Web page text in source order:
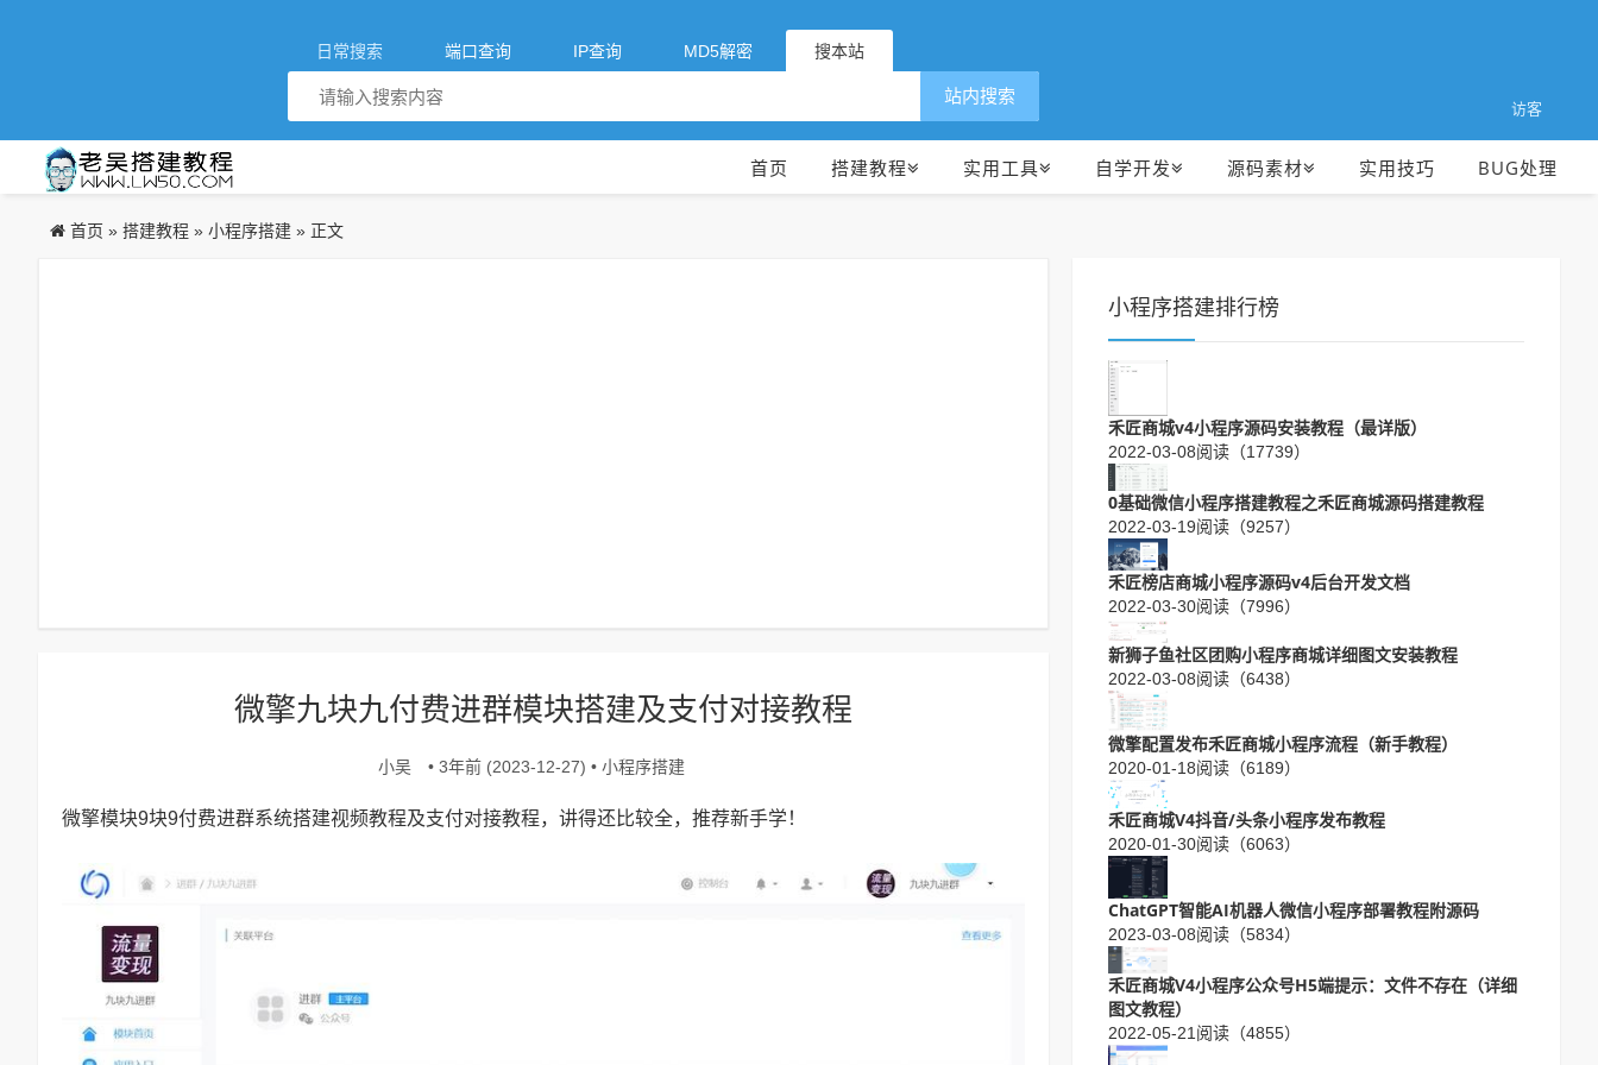
日常搜索 端口查询 IP查询 MD5解密 搜本站
访客
站内搜索
首页 搭建教程 实用工具 自学开发 源码素材 实用技巧 BUG处理
首页 » 搭建教程 » 小程序搭建 » 正文
微擎九块九付费进群模块搭建及支付对接教程
小吴 • 3年前 (2023-12-27) • 小程序搭建
微擎模块9块9付费进群系统搭建视频教程及支付对接教程，讲得还比较全，推荐新手学！
小程序搭建排行榜
禾匠商城v4小程序源码安装教程（最详版）
2022-03-08阅读（17739）
0基础微信小程序搭建教程之禾匠商城源码搭建教程
2022-03-19阅读（9257）
禾匠榜店商城小程序源码v4后台开发文档
2022-03-30阅读（7996）
新狮子鱼社区团购小程序商城详细图文安装教程
2022-03-08阅读（6438）
微擎配置发布禾匠商城小程序流程（新手教程）
2020-01-18阅读（6189）
禾匠商城V4抖音/头条小程序发布教程
2020-01-30阅读（6063）
ChatGPT智能AI机器人微信小程序部署教程附源码
2023-03-08阅读（5834）
禾匠商城V4小程序公众号H5端提示：文件不存在（详细
图文教程）
2022-05-21 阅读（4855）